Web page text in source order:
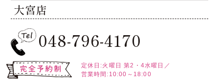
大宮店
048-796-4170
定休日:火曜日 第2・4水曜日／
営業時間:10:00～18:00